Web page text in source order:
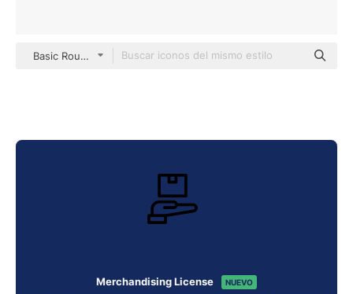
Basic Rounded Lineal
Merchandising License NUEVO